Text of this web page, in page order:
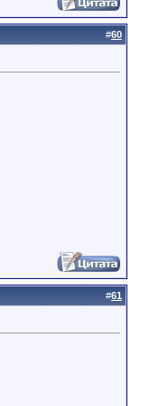
#60
#61